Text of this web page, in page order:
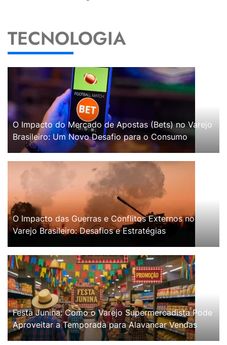
TECNOLOGIA
O Impacto do Mercado de Apostas (Bets) no Varejo
Brasileiro: Um Novo Desafio para o Consumo
O Impacto das Guerras e Conflitos Externos no
Varejo Brasileiro: Desafios e Estratégias
Festa Junina: Como o Varejo Supermercadista Pode
Aproveitar a Temporada para Alavancar Vendas